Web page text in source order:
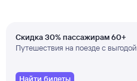
Скидка 30% пассажирам 60+
Путешествия на поезде с выгодой
Найти билеты